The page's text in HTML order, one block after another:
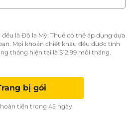
là Đô la Mỹ. Thuế có thể áp dụng dựa
Mọi khoản chiết khấu đều được tính
tháng hiện tại là $12.99mỗi tháng.
bị gói
tiền trong 45 ngày